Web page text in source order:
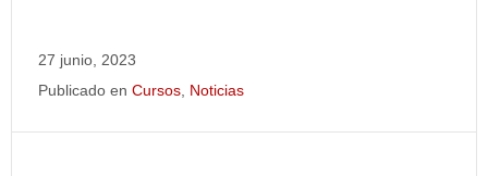
27 junio, 2023
Publicado en Cursos Noticias